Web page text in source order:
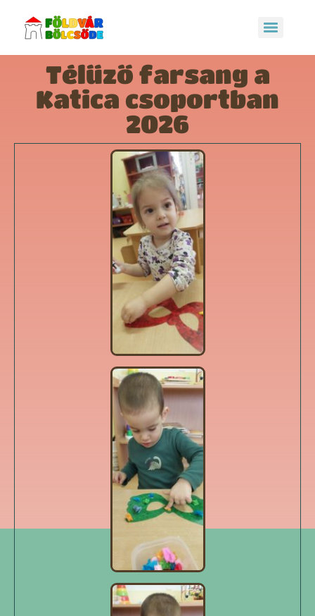
Télűző farsang a
Katica csoportban
2026